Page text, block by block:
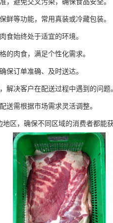
，避免交叉污染，确保食品安全。
鲜等功能，常用真装或冷藏包装。
食始终处于适宜的环境。
的肉食，满足个性化需求。
保订单准确、及时送达。
解决客户在配送过程中遇到的问题
送需根据市场需求灵活调整。
区，确保不同区域的消费者都能获